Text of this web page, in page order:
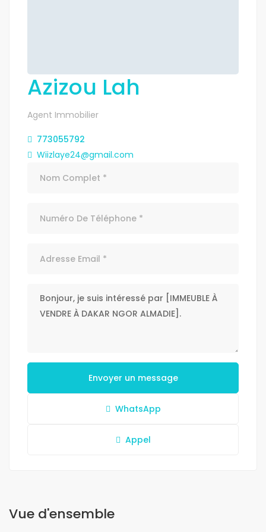
Azizou Lah
Agent Immobilier
773055792
Wiizlaye24@gmail.com
Envoyer un message
WhatsApp
Appel
Vue d'ensemble